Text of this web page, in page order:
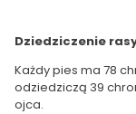
Dziedziczenie
Każdy pies ma 78
odziedziczą 39
ojca.